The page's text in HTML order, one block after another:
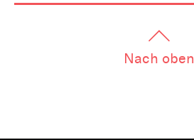
Nach oben